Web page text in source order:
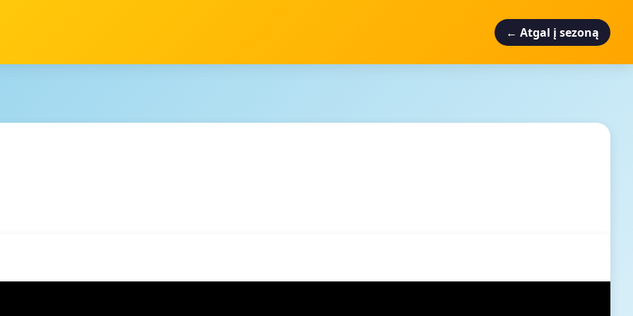
← Atgal į sezoną